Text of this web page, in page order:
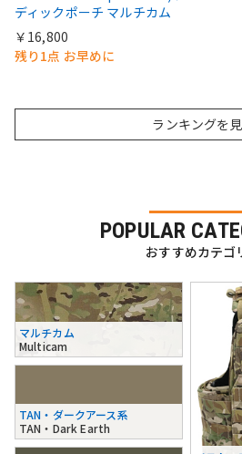
ディックポーチ マルチカム
￥16,800
残り1点 お早めに
ランキングを
POPULAR
おすすめカテゴ
マルチカム
Multicam
TAN・ダークアース系
TAN・Dark Earth